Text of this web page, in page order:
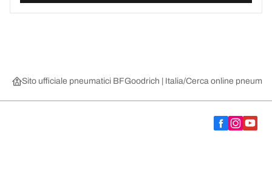
Sito ufficiale pneumatici BFGoodrich | Italia Cerca online